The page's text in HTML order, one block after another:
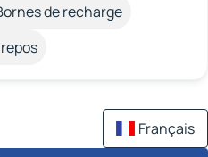
de recharge
Français